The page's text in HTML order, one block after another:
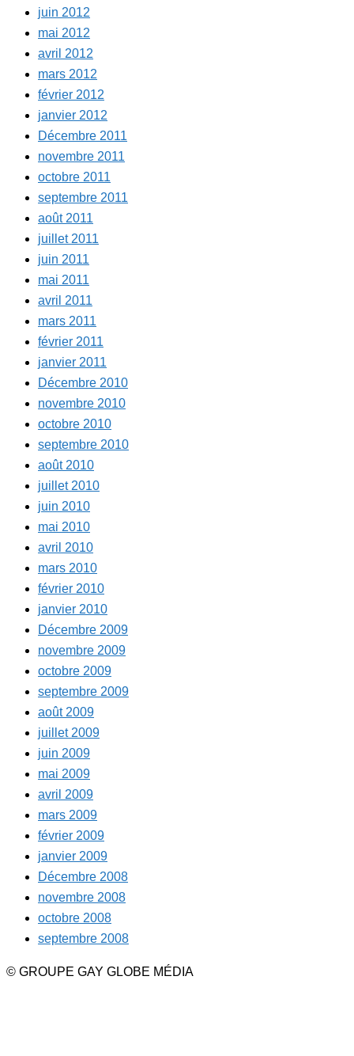
juin 2012
mai 2012
avril 2012
mars 2012
février 2012
janvier 2012
Décembre 2011
novembre 2011
octobre 2011
septembre 2011
août 2011
juillet 2011
juin 2011
mai 2011
avril 2011
mars 2011
février 2011
janvier 2011
Décembre 2010
novembre 2010
octobre 2010
septembre 2010
août 2010
juillet 2010
juin 2010
mai 2010
avril 2010
mars 2010
février 2010
janvier 2010
Décembre 2009
novembre 2009
octobre 2009
septembre 2009
août 2009
juillet 2009
juin 2009
mai 2009
avril 2009
mars 2009
février 2009
janvier 2009
Décembre 2008
novembre 2008
octobre 2008
septembre 2008
© GROUPE GAY GLOBE MÉDIA